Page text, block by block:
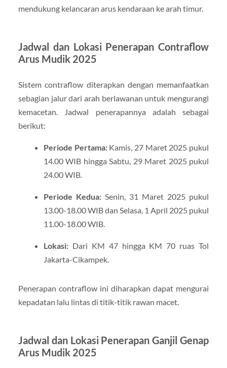
mendukung kelancaran arus kendaraan ke arah timur.
Jadwal dan Lokasi Penerapan Contraflow
Arus Mudik 2025
Sistem contraflow diterapkan dengan memanfaatkan
sebagian jalur dari arah berlawanan untuk mengurangi
kemacetan. Jadwal penerapannya adalah sebagai
berikut:
Periode Pertama:Kamis, 27 Maret 2025 pukul
14.00 WIB hingga Sabtu, 29 Maret 2025 pukul
24.00 WIB.
Periode Kedua:Senin, 31 Maret 2025 pukul
13.00-18.00 WIB dan Selasa, 1 April 2025 pukul
11.00-18.00 WIB.
Lokasi:Dari KM 47 hingga KM 70 ruas Tol
Jakarta-Cikampek.
Penerapan contraflow ini diharapkan dapat mengurai
kepadatan lalu lintas di titik-titik rawan macet.
Jadwal dan Lokasi Penerapan Ganjil Genap
Arus Mudik 2025